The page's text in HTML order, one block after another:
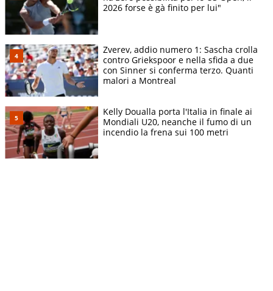
2026 forse è gà finito per lui"
Zverev, addio numero 1: Sascha crolla
contro Griekspoor e nella sfida a due
con Sinner si conferma terzo. Quanti
malori a Montreal
Kelly Doualla porta l'Italia in finale ai
Mondiali U20, neanche il fumo di un
incendio la frena sui 100 metri